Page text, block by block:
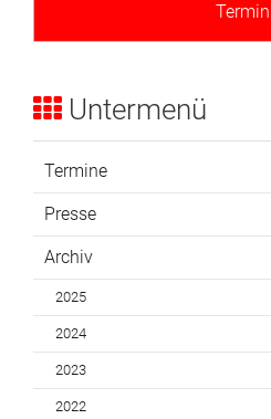
Untermenü
Termine
Presse
Archiv
2025
2024
2023
2022